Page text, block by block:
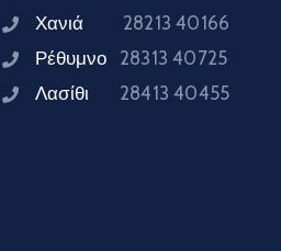
Χανιά 28213 40166
Ρέθυμνο 28313 40725
Λασίθι 28413 40455